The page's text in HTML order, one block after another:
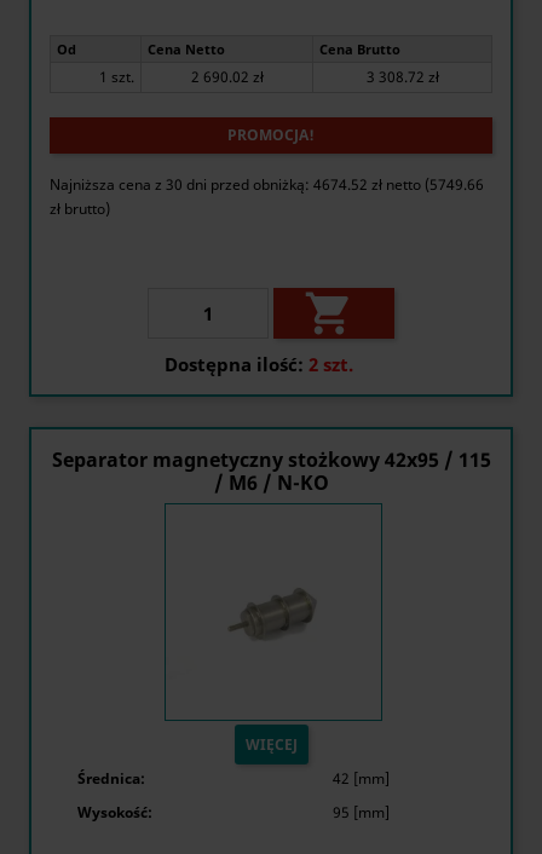
Od Cena Netto Cena Brutto
1 szt. 2 690.02 zł 3 308.72 zł
PROMOCJA!
Najniższa cena z 30 dni przed obniżką: 4674.52 zł netto (5749.66
zł brutto)

Dostępna ilość: 2 szt.
Separator magnetyczny stożkowy 42x95 / 115
/ M6 / N-KO
WIĘCEJ
Średnica:
42 [mm]
Wysokość:
95 [mm]